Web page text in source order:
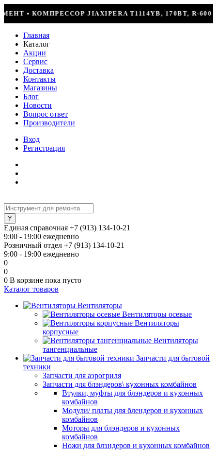
170ВТ, R-600 = 2499Р
Главная
Каталог
Акции
Сервис
Доставка
Контакты
Магазины
Блог
Новости
Вопрос ответ
Производители
Вход
Регистрация
Единая справочная +7 (913) 134-10-21
9:00 - 19:00 ежедневно
Розничный отдел +7 (913) 134-10-21
9:00 - 19:00 ежедневно
0
0
0 В корзине пока пусто
Каталог товаров
Вентиляторы
Вентиляторы осевые
Вентиляторы
корпусные
Вентиляторы
тангенциальные
Запчасти для бытовой
техники
Запчасти для аэрогриля
Запчасти для блэндеров\ кухонных комбайнов
Втулки, муфты для блэндеров и кухонных
комбайнов
Модули/ платы для блендеров и кухонных
комбайнов
Моторы для блэндеров и кухонных
комбайнов
Ножи для блэндеров и кухонных комбайнов